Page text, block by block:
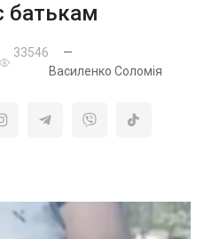
батькам
33546
—
Василенко Соломія